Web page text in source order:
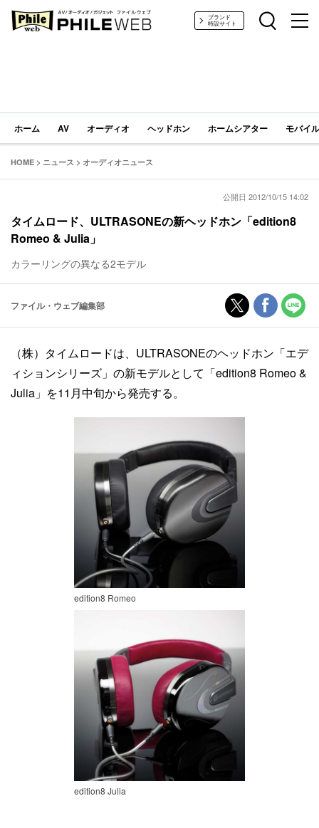
PHILE WEB｜AV/オーディオ/ガジェットブランド
特設サイト
ホーム AV オーディオ ヘッドホン ホームシアター モバイ
HOME > ニュース > オーディオニュース
公開日 2012/10/15 14:02
タイムロード、ULTRASONEの新ヘッドホン「edition8
Romeo & Julia」
カラーリングの異なる2モデル
ファイル・ウェブ編集部
（株）タイムロードは、ULTRASONEのヘッドホン「エデ
ィションシリーズ」の新モデルとして「edition8 Romeo &
Julia」を11月中旬から発売する。
edition8 Romeo
edition8 Julia